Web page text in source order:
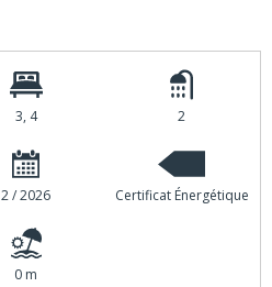
3, 4 2
2 / 2026 Certificat Énergétique
0 m